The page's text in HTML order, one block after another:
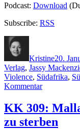
Podcast: Download
Subscribe: RSS
Kristine20.
Verlag, Jassy
Violence, Südafrika,
Kommentarzu
333:
Jassy
Mackenzie
KK 309:
zu sterben